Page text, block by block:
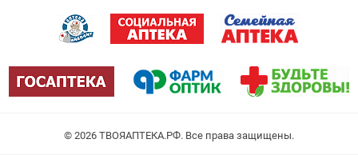
© 2026 . Все права защищены.